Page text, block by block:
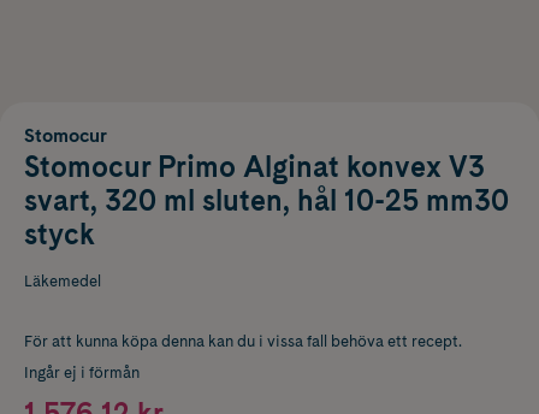
Stomocur
Stomocur Primo Alginat konvex V3
svart, 320 ml sluten, hål 10-25 mm30
styck
Läkemedel
För att kunna köpa denna kan du i vissa fall behöva ett recept.
Ingår ej i förmån